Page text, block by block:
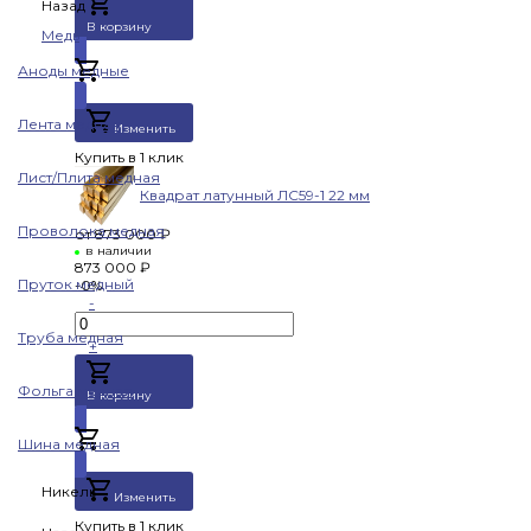
Назад
Медь
Аноды медные
Лента медная
Лист/Плита медная
Проволока медная
Пруток медный
Труба медная
Фольга медная
Шина медная
Никель
В корзину
Добавлено
Изменить
Купить в 1 клик
Квадрат латунный ЛС59-1 22 мм
от 873 000 ₽
в наличии
873 000 ₽
-0%
-
+
В корзину
Добавлено
Изменить
Купить в 1 клик